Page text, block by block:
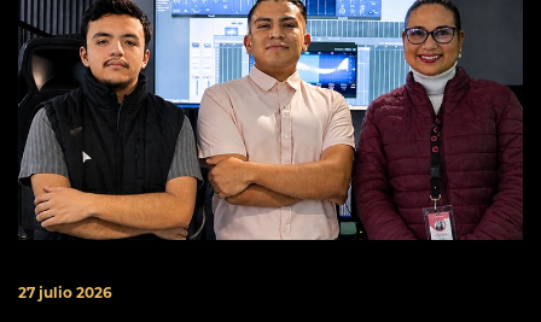
27 julio 2026